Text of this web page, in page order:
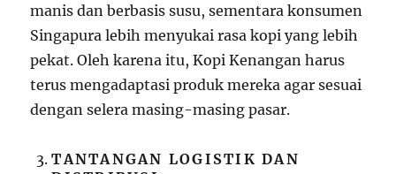
manis dan berbasis susu, sementara konsumen
Singapura lebih menyukai rasa kopi yang lebih
pekat. Oleh karena itu, Kopi Kenangan harus
terus mengadaptasi produk mereka agar sesuai
dengan selera masing-masing pasar.
TANTANGAN LOGISTIK DAN